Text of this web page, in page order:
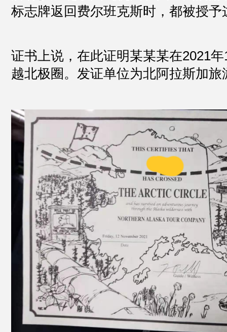
标志牌返回费尔班克斯时，都被授予
证书上说，在此证明某某某在2021
越北极圈。发证单位为北阿拉斯加旅